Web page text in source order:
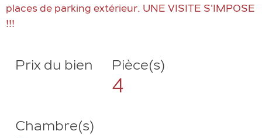
places de parking extérieur. UNE VISITE S'IMPOSE
Prix du bien Pièce(s)
4
Chambre(s)